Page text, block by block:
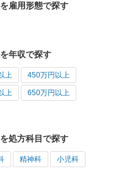
雇用形態で探す
年収で探す
上 450万円以上
上 650万円以上
処方科目で探す
精神科 小児科